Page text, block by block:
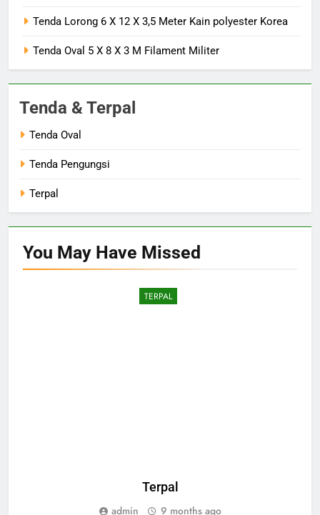
Tenda Lorong 6 X 12 X 3,5 Meter Kain polyester Korea
Tenda Oval 5 X 8 X 3 M Filament Militer
Tenda & Terpal
Tenda Oval
Tenda Pengungsi
Terpal
You May Have Missed
TERPAL
Terpal
admin 9 months ago